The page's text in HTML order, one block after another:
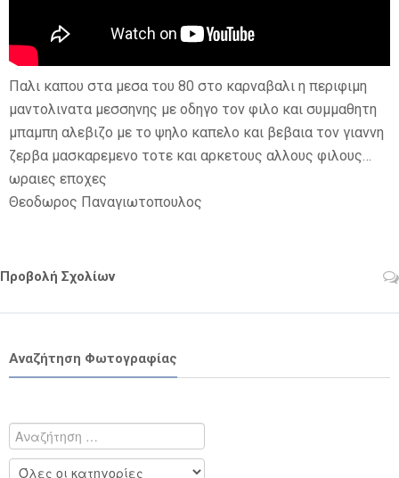
Παλι καπου στα μεσα του 80 στο καρναβαλι η περιφιμη
μαντολινατα μεσσηνης με οδηγο τον φιλο και συμμαθητη
μπαμπη αλεβιζο με το ψηλο καπελο και βεβαια τον γιαννη
ζερβα μασκαρεμενο τοτε και αρκετους αλλους φιλους…
ωραιες εποχες
Θεοδωρος Παναγιωτοπουλος
Προβολή Σχολίων
Αναζήτηση Φωτογραφίας